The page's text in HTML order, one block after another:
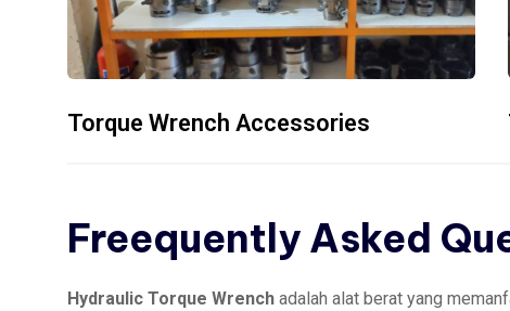
Torque Wrench Accessories
Freequently Asked
Hydraulic Torque Wrench adalah alat berat yang